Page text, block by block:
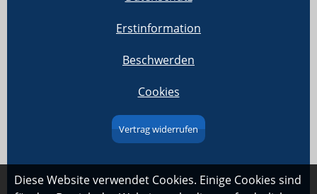
Erstinformation
Beschwerden
Cookies
Vertrag widerrufen
Diese Website verwendet Cookies. Einige Cookies sind